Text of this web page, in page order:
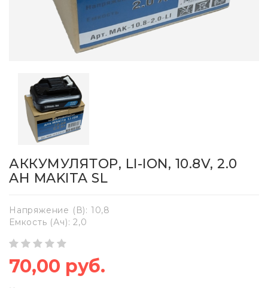
АККУМУЛЯТОР, LI-ION, 10.8V, 2.0
AН MAKITA SL
Напряжение (В): 10,8
Емкость (Ач): 2,0
70,00 руб.